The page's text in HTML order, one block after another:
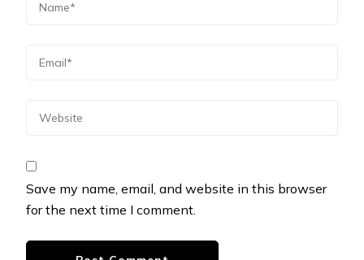
Save my name, email, and website in this browser
for the next time I comment.